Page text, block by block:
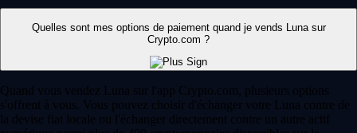
Quelles sont mes options de paiement quand je vends Luna sur
Crypto.com ?
Quand vous vendez Luna sur l'app Crypto.com, plusieurs options
s'offrent à vous. Vous pouvez choisir d'échanger votre Luna contre de
la devise fiat locale ou l'échanger directement contre un autre actif